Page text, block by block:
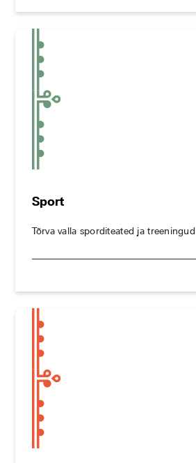
Sport
Tõrva valla sporditeated ja treeningud